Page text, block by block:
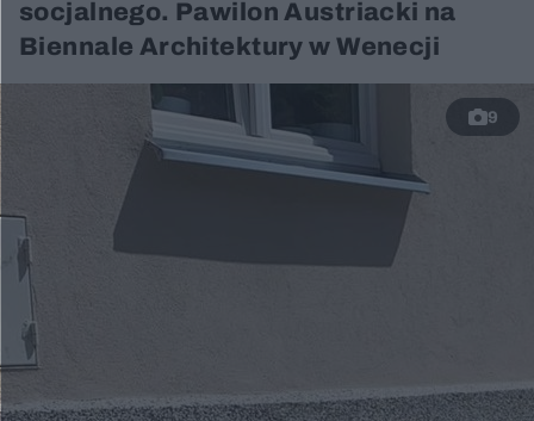
socjalnego. Pawilon Austriacki na
Biennale Architektury w Wenecji
9